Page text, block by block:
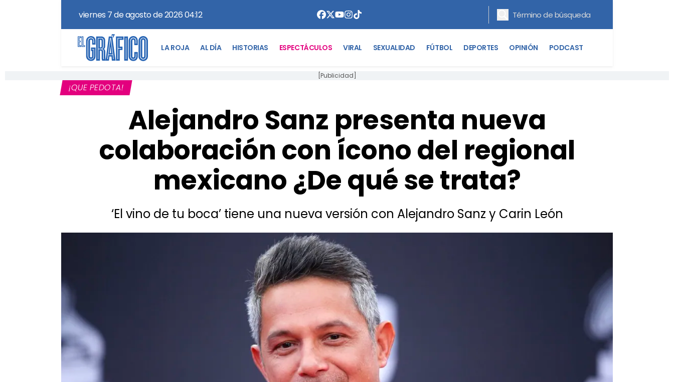
viernes 7 de agosto de 2026 04:12
LA ROJA AL DÍA HISTORIAS ESPECTÁCULOS VIRAL SEXUALIDAD FÚTBOL DEPORTES OPINIÓN PODCAST
[Publicidad]
¡QUE PEDOTA!
Alejandro Sanz presenta nueva
colaboración con ícono del regional
mexicano ¿De qué se trata?
‘El vino de tu boca’ tiene una nueva versión con Alejandro Sanz y Carin León